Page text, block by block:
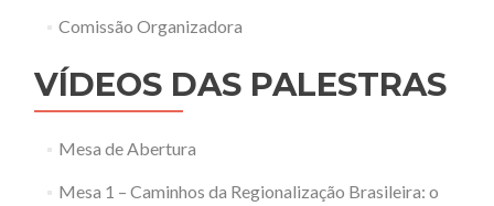
Comissão Organizadora
VÍDEOS DAS PALESTRAS
Mesa de Abertura
Mesa 1 – Caminhos da Regionalização Brasileira: o